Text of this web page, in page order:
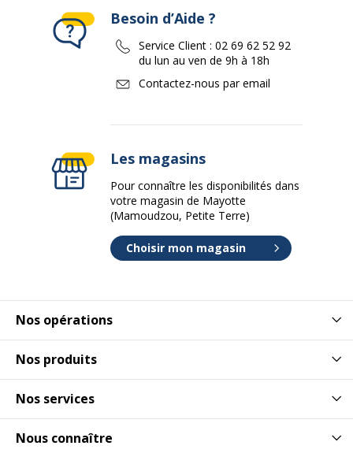
Nos opérations
Nos produits
Nos services
Nous connaître
Besoin d’Aide ?
Service Client : 02 69 62 52 92
du lun au ven de 9h à 18h
Contactez-nous par email
Les magasins
Pour connaître les disponibilités dans
votre magasin de Mayotte
(Mamoudzou, Petite Terre)
Choisir mon magasin